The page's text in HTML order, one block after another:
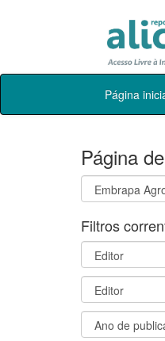
Skip
Página
Página
Filtros